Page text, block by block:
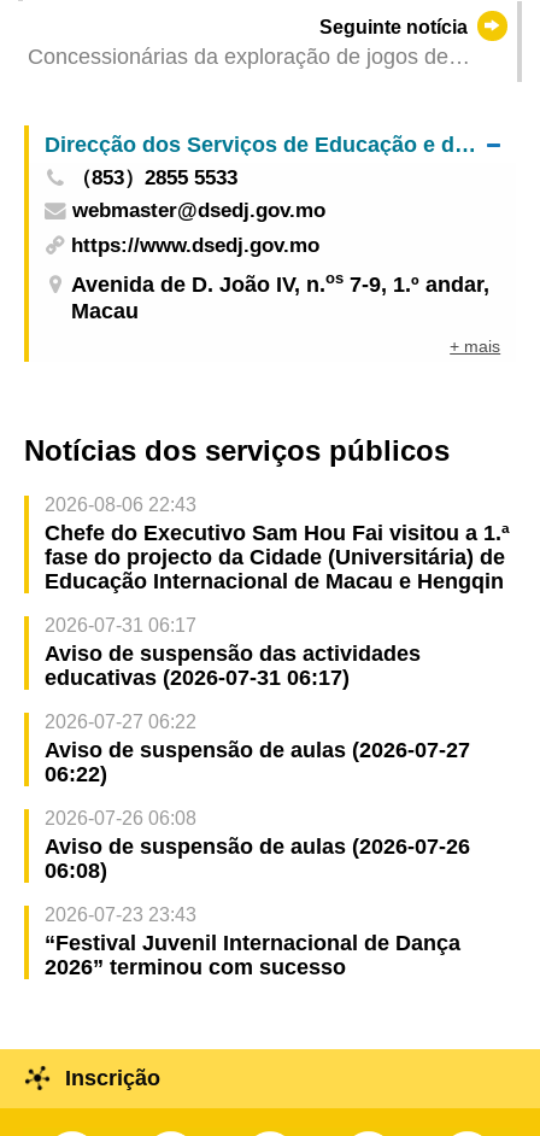
contribuintes do 2.º Grupo com contabilidade
devidamente organizada vai até 15 de Abril
Seguinte notícia
Concessionárias da exploração de jogos de
neutralidade durante o período das eleições
Direcção dos Serviços de Educação e de Desenvolvimento da Juventude
（853）2855 5533
webmaster@dsedj.gov.mo
https://www.dsedj.gov.mo
Avenida de D. João IV, n.os 7-9, 1.º andar,
Macau
+ mais
Notícias dos serviços públicos
2026-08-06 22:43
Chefe do Executivo Sam Hou Fai visitou a 1.ª
fase do projecto da Cidade (Universitária) de
Educação Internacional de Macau e Hengqin
2026-07-31 06:17
Aviso de suspensão das actividades
educativas (2026-07-31 06:17)
2026-07-27 06:22
Aviso de suspensão de aulas (2026-07-27
06:22)
2026-07-26 06:08
Aviso de suspensão de aulas (2026-07-26
06:08)
2026-07-23 23:43
“Festival Juvenil Internacional de Dança
2026” terminou com sucesso
Inscrição